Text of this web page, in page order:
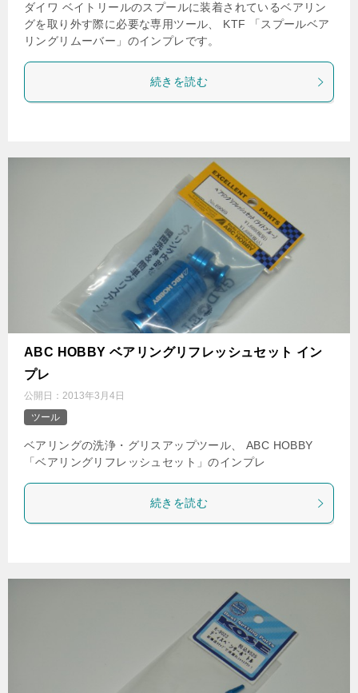
ダイワ ベイトリールのスプールに装着されているベアリン
グを取り外す際に必要な専用ツール、 KTF 「スプールベア
リングリムーバー」のインプレです。
続きを読む
ABC HOBBY ベアリングリフレッシュセット イン
プレ
公開日： 2013年3月4日
ツール
ベアリングの洗浄・グリスアップツール、 ABC HOBBY
「ベアリングリフレッシュセット」のインプレ
続きを読む